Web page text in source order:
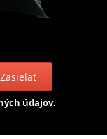
Zasielať
údajov.